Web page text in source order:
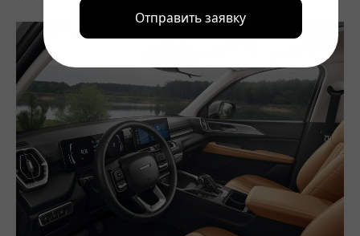
Отправить заявку